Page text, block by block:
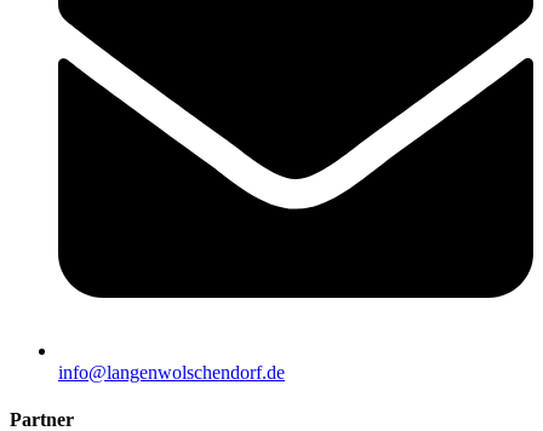
info@langenwolschendorf.de
Partner